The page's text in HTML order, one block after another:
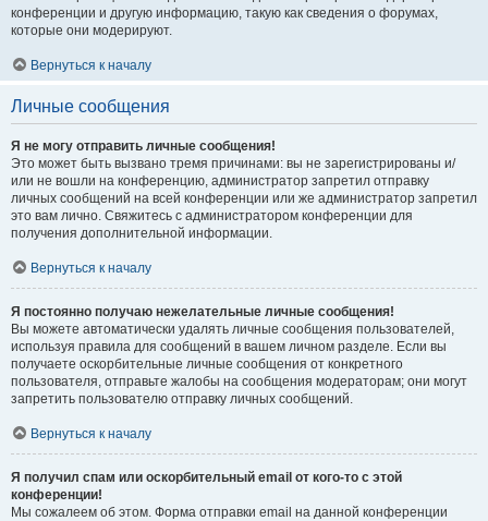
конференции и другую информацию, такую как сведения о форумах,
которые они модерируют.
Вернуться к началу
Личные сообщения
Я не могу отправить личные сообщения!
Это может быть вызвано тремя причинами: вы не зарегистрированы и/
или не вошли на конференцию, администратор запретил отправку
личных сообщений на всей конференции или же администратор запретил
это вам лично. Свяжитесь с администратором конференции для
получения дополнительной информации.
Вернуться к началу
Я постоянно получаю нежелательные личные сообщения!
Вы можете автоматически удалять личные сообщения пользователей,
используя правила для сообщений в вашем личном разделе. Если вы
получаете оскорбительные личные сообщения от конкретного
пользователя, отправьте жалобы на сообщения модераторам; они могут
запретить пользователю отправку личных сообщений.
Вернуться к началу
Я получил спам или оскорбительный email от кого-то с этой
конференции!
Мы сожалеем об этом. Форма отправки email на данной конференции